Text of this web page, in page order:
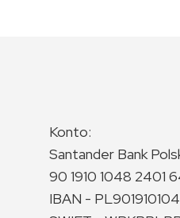
Konto:
Santander Bank
90 1910 1048 2401
IBAN -